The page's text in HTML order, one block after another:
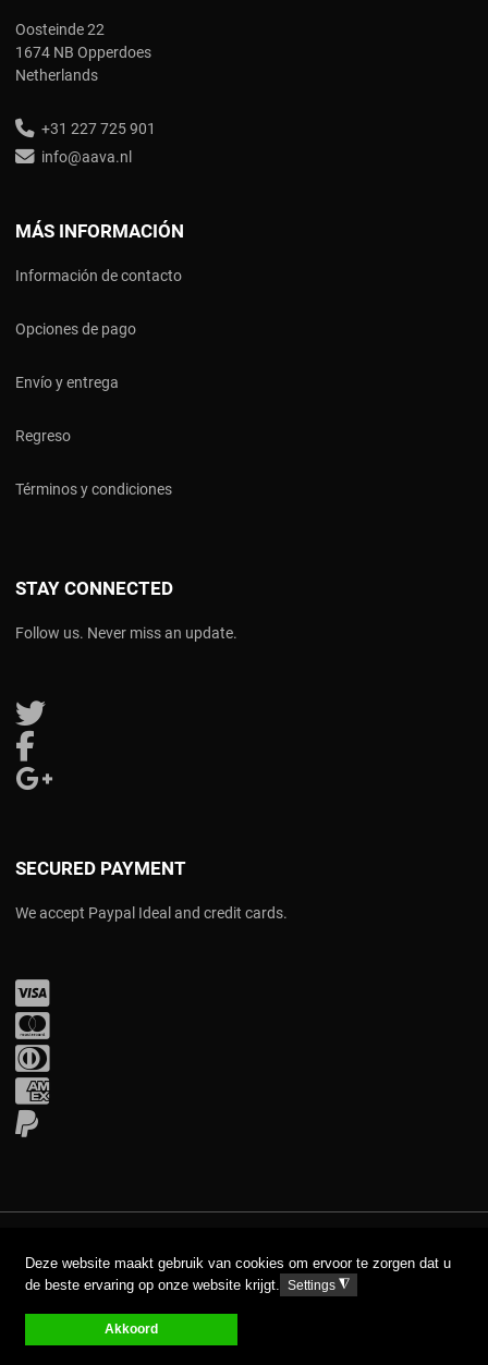
Deze website maakt gebruik van cookies om ervoor te zorgen dat u
de beste ervaring op onze website krijgt.
Settings◮
Akkoord
Oosteinde 22
1674 NB Opperdoes
Netherlands
+31 227 725 901
info@aava.nl
MÁS INFORMACIÓN
Información de contacto
Opciones de pago
Envío y entrega
Regreso
Términos y condiciones
STAY CONNECTED
Follow us. Never miss an update.
Follow us on Twitter
SECURED PAYMENT
We accept Paypal Ideal and credit cards.
PayPal
DISCLAIMERPRIVACY GPDR